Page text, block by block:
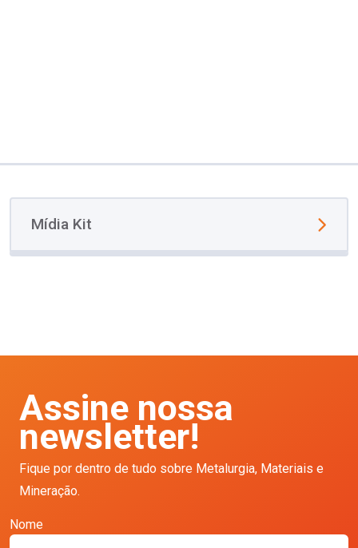
Mídia Kit
Assine nossa
newsletter!
Fique por dentro de tudo sobre Metalurgia, Materiais e
Mineração.
Nome